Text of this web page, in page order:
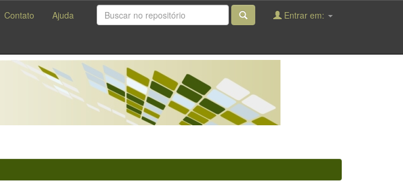
Contato Ajuda Entrar em: